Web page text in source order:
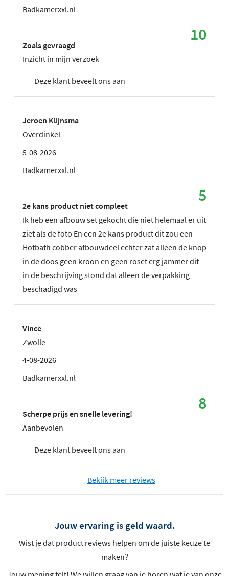
Badkamerxxl.nl
10
Zoals gevraagd
Inzicht in mijn verzoek
Deze klant beveelt ons aan
Jeroen Klijnsma
Overdinkel
5-08-2026
Badkamerxxl.nl
5
2e kans product niet compleet
Ik heb een afbouw set gekocht die niet helemaal er uit
ziet als de foto En een 2e kans product dit zou een
Hotbath cobber afbouwdeel echter zat alleen de knop
in de doos geen kroon en geen roset erg jammer dit
in de beschrijving stond dat alleen de verpakking
beschadigd was
Vince
Zwolle
4-08-2026
Badkamerxxl.nl
8
Scherpe prijs en snelle levering!
Aanbevolen
Deze klant beveelt ons aan
Bekijk meer reviews
Jouw ervaring is geld waard.
Wist je dat product reviews helpen om de juiste keuze te
maken?